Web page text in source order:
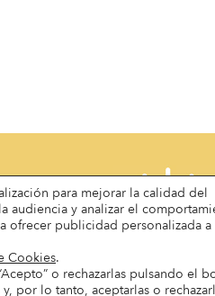
para mejorar la calidad del
audiencia y analizar el
ofrecer publicidad personalizada a
Cookies.
o rechazarlas pulsando el
por lo tanto, aceptarlas o